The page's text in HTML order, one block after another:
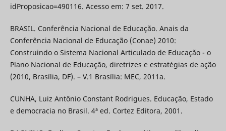
idProposicao=490116. Acesso em: 7 set. 2017.
BRASIL. Conferência Nacional de Educação. Anais da
Conferência Nacional de Educação (Conae) 2010:
Construindo o Sistema Nacional Articulado de Educação - o
Plano Nacional de Educação, diretrizes e estratégias de ação
(2010, Brasília, DF). – V.1 Brasília: MEC, 2011a.
CUNHA, Luiz Antônio Constant Rodrigues. Educação, Estado
e democracia no Brasil. 4ª ed. Cortez Editora, 2001.